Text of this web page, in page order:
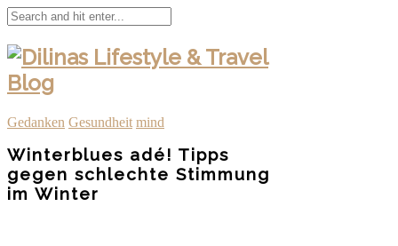
Gedanken Gesundheit mind
Winterblues adé! Tipps
gegen schlechte Stimmung
im Winter